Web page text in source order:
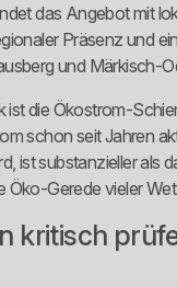
das Angebot mit
Präsenz und
und Märkisch-
ist die Ökostrom-
schon seit Jahren
ist substanzieller als
Öko-Gerede vieler
kritisch